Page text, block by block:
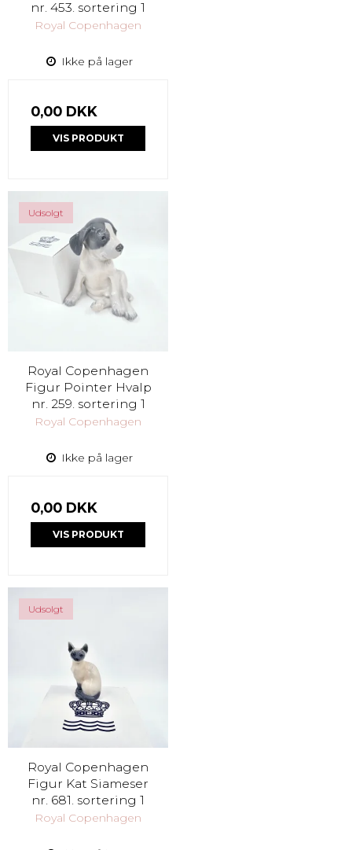
nr. 453. sortering 1
Royal Copenhagen
Ikke på lager
0,00 DKK
VIS PRODUKT
Udsolgt
Royal Copenhagen
Figur Pointer Hvalp
nr. 259. sortering 1
Royal Copenhagen
Ikke på lager
0,00 DKK
VIS PRODUKT
Udsolgt
Royal Copenhagen
Figur Kat Siameser
nr. 681. sortering 1
Royal Copenhagen